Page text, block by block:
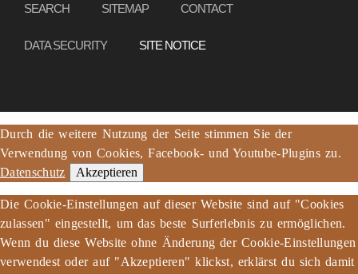
SEARCH SITEMAP CONTACT
DATA SECURITY SITE NOTICE
Durch die weitere Nutzung der Seite stimmen Sie der
Verwendung von Cookies, Facebook- und Youtube-Plugins zu.
Datenschutz
Akzeptieren
Die Cookie-Einstellungen auf dieser Website sind auf "Cookies
zulassen" eingestellt, um das beste Surferlebnis zu ermöglichen.
Wenn du diese Website ohne Änderung der Cookie-Einstellungen
verwendest oder auf "Akzeptieren" klickst, erklärst du sich damit